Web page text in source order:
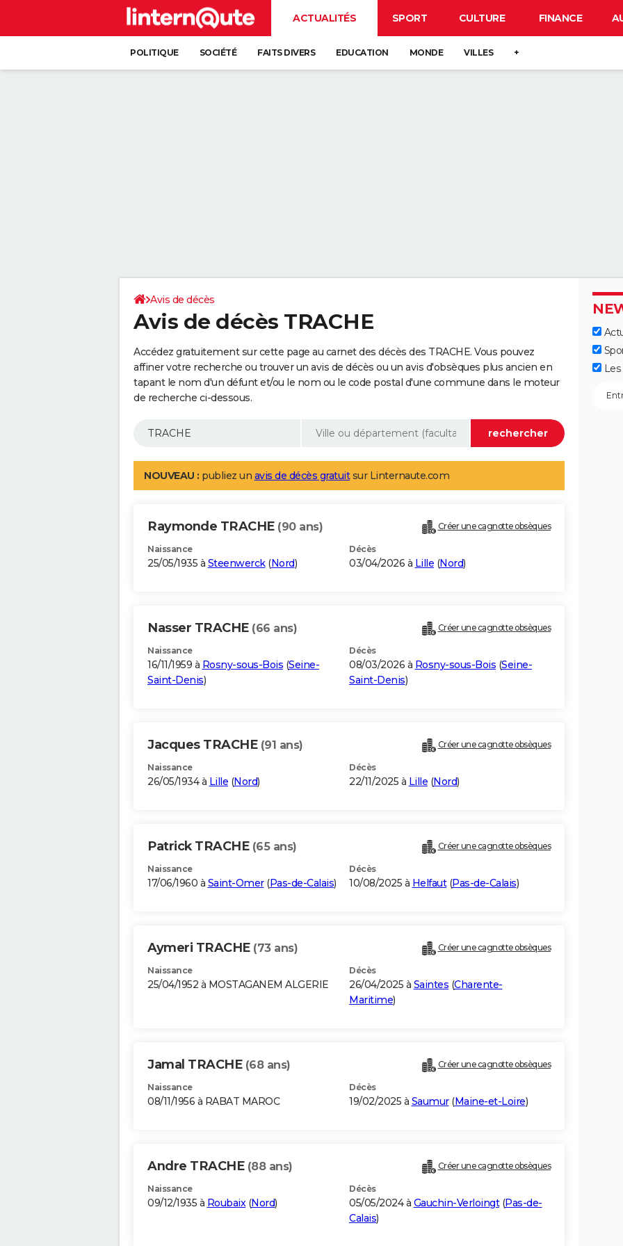
ACTUALITÉS SPORT CULTURE FINANCE
POLITIQUE SOCIÉTÉ FAITS DIVERS EDUCATION MONDE VILLES +
Avis de décès
Avis de décès TRACHE
Accédez gratuitement sur cette page au carnet des décès des TRACHE. Vous pouvez
affiner votre recherche ou trouver un avis de décès ou un avis d'obsèques plus ancien en
tapant le nom d'un défunt et/ou le nom ou le code postal d'une commune dans le moteur
de recherche ci-dessous.
NOUVEAU : publiez un avis de décès gratuitsur Linternaute.com
Raymonde TRACHE (90 ans) Créer une cagnotte obsèques
Naissance
25/05/1935 à Steenwerck(Nord)
Décès
03/04/2026 à Lille (Nord)
Nasser TRACHE (66 ans) Créer une cagnotte obsèques
Naissance
16/11/1959 à Rosny-sous-Bois (Seine-
Saint-Denis)
Décès
08/03/2026 à Rosny-sous-Bois (Seine-
Saint-Denis)
Jacques TRACHE (91 ans) Créer une cagnotte obsèques
Naissance
26/05/1934 à Lille (Nord)
Décès
22/11/2025 à Lille (Nord)
Patrick TRACHE (65 ans) Créer une cagnotte obsèques
Naissance
17/06/1960 à Saint-Omer(Pas-de-Calais)
Décès
10/08/2025 à Helfaut(Pas-de-Calais)
Aymeri TRACHE (73 ans) Créer une cagnotte obsèques
Naissance
25/04/1952 à MOSTAGANEM ALGERIE
Décès
26/04/2025 à Saintes (Charente-
Maritime)
Jamal TRACHE (68 ans) Créer une cagnotte obsèques
Naissance
08/11/1956 à RABAT MAROC
Décès
19/02/2025 à Saumur(Maine-et-Loire)
Andre TRACHE (88 ans) Créer une cagnotte obsèques
Naissance
09/12/1935 à Roubaix(Nord)
Décès
05/05/2024 à Gauchin-Verloingt(Pas-de-
Calais)